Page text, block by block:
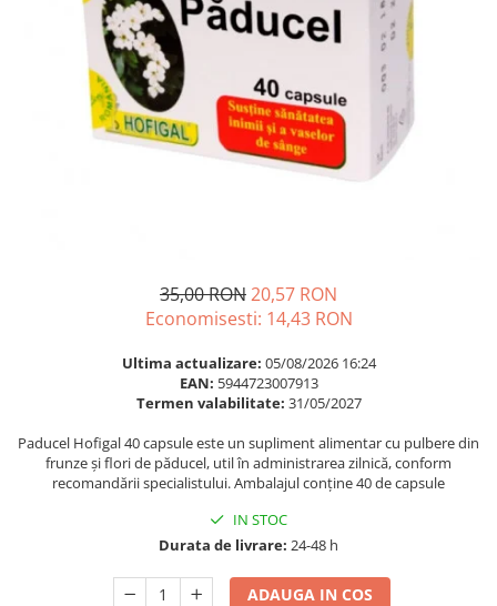
Par si unghii
Probiotice si prebiotice
Supliment Magneziu
Supliment Vitamina B
Supliment Vitamina C
Supliment Vitamina E
Supliment Zinc
Ingrijire par
Balsam masca si tratament
Produse cu SPF Pentru Fata
Repelenti insecte
35,00 RON20,57 RON
Economisesti: 14,43 RON
Ultima actualizare: 05/08/2026 16:24
EAN: 5944723007913
Termen valabilitate: 31/05/2027
Paducel Hofigal 40 capsule este un supliment alimentar cu pulbere din
frunze și flori de păducel, util în administrarea zilnică, conform
recomandării specialistului. Ambalajul conține 40 de capsule
IN STOC
Durata de livrare: 24-48 h
ADAUGA IN COS